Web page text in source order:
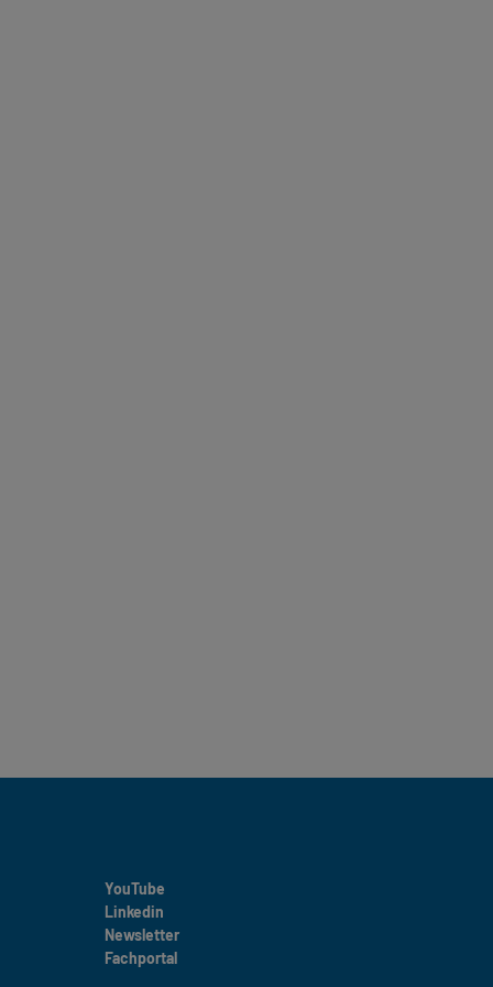
YouTube
Linkedin
Newsletter
Fachportal